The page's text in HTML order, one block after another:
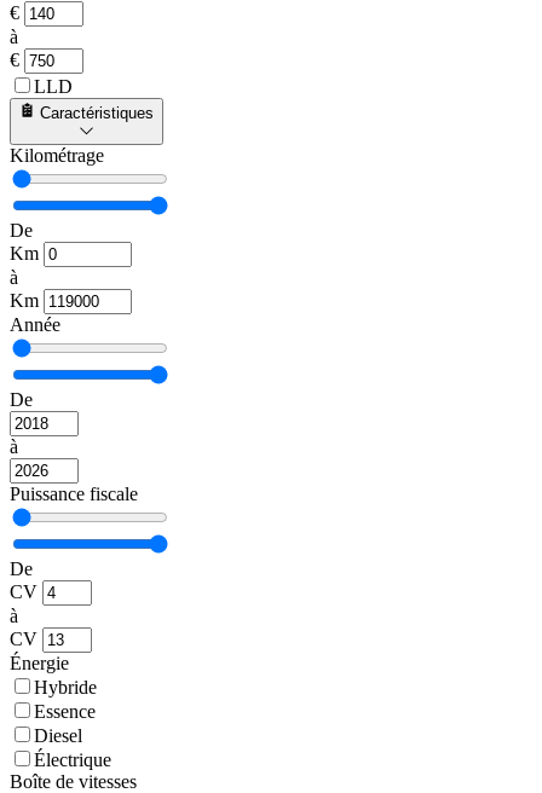
€
à
€
LLD
Caractéristiques
Kilométrage
De
Km
à
Km
Année
De
à
Puissance fiscale
De
CV
à
CV
Énergie
Hybride
Essence
Diesel
Électrique
Boîte de vitesses